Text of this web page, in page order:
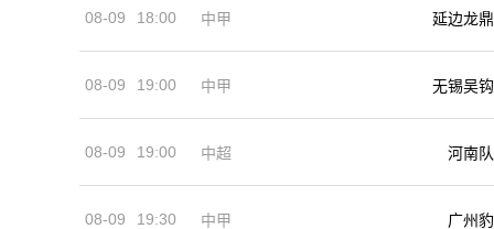
08-09 18:00 中甲 延边龙鼎
08-09 19:00 中甲 无锡吴钩
08-09 19:00 中超 河南队
08-09 19:30 中甲 广州豹